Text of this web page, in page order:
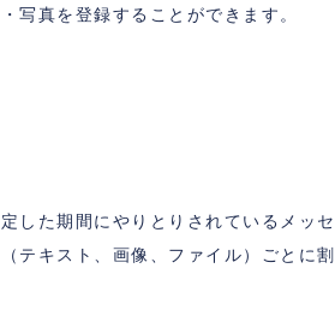
写真を登録することができます。
した期間にやりとりされているメッセ
テキスト、画像、ファイル）ごとに割